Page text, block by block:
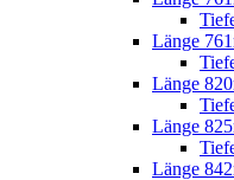
Länge
Länge
Länge
Länge